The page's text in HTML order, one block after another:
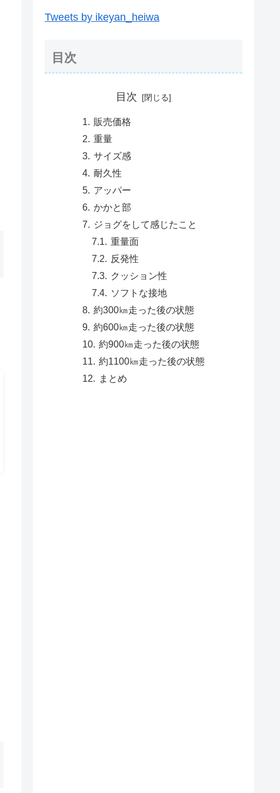
Tweets by ikeyan_heiwa
目次
目次
販売価格
重量
サイズ感
耐久性
アッパー
かかと部
ジョグをして感じたこと
重量面
反発性
クッション性
ソフトな接地
約300㎞走った後の状態
約600㎞走った後の状態
約900㎞走った後の状態
約1100㎞走った後の状態
まとめ